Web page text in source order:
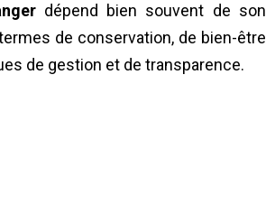
dépend bien souvent de son
de conservation, de bien-être
de gestion et de transparence.